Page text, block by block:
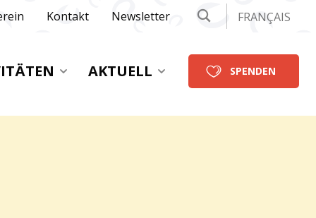
Kontakt Newsletter FRANÇAIS
AKTUELL SPENDEN